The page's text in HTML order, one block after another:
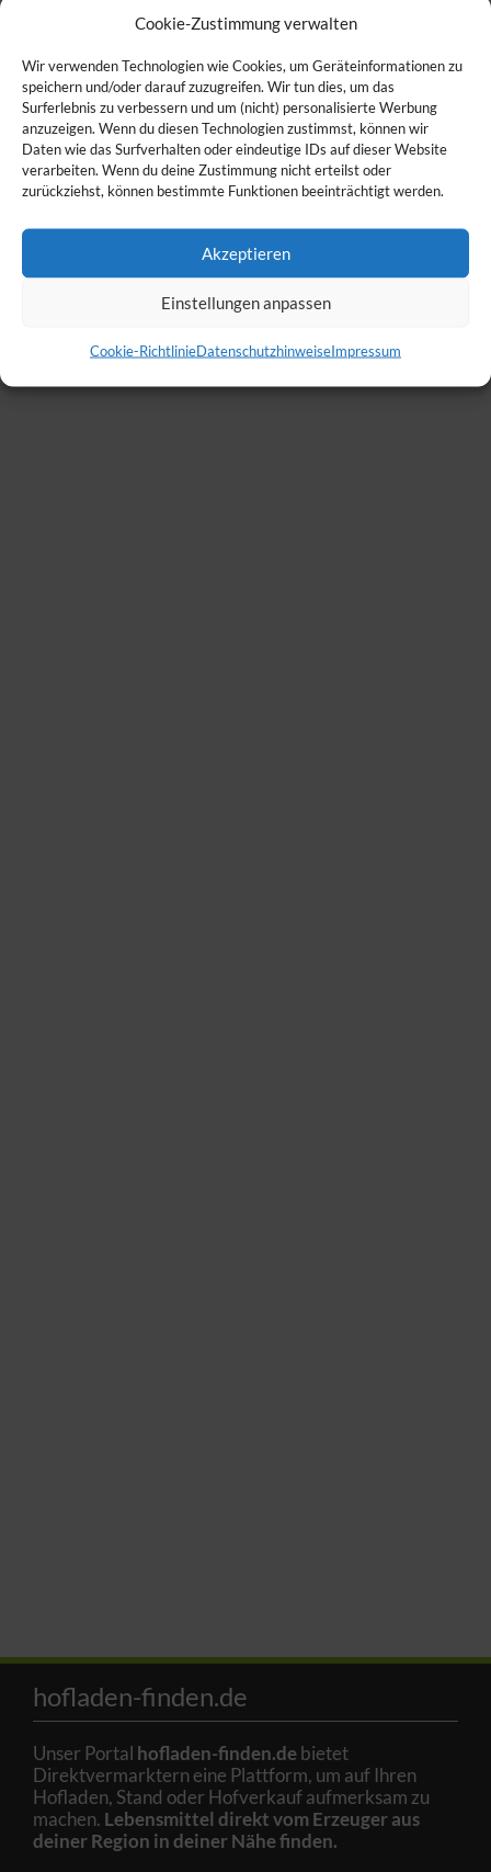
Cookie-Zustimmung verwalten
Wir verwenden Technologien wie Cookies, um Geräteinformationen zu
speichern und/oder darauf zuzugreifen. Wir tun dies, um das
Surferlebnis zu verbessern und um (nicht) personalisierte Werbung
anzuzeigen. Wenn du diesen Technologien zustimmst, können wir
Daten wie das Surfverhalten oder eindeutige IDs auf dieser Website
verarbeiten. Wenn du deine Zustimmung nicht erteilst oder
zurückziehst, können bestimmte Funktionen beeinträchtigt werden.
Akzeptieren
Einstellungen anpassen
Cookie-RichtlinieDatenschutzhinweiseImpressum
hofladen-finden.de
Unser Portal hofladen-finden.debietet
Direktvermarktern eine Plattform, um auf Ihren
Hofladen, Stand oder Hofverkauf aufmerksam zu
machen. Lebensmittel direkt vom Erzeuger aus
deiner Region in deiner Nähe finden.